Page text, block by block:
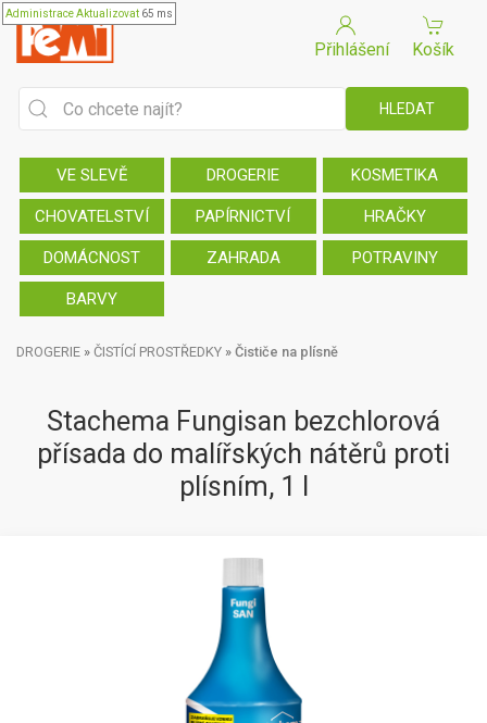
AdministraceAktualizovat 65 ms
Přihlášení Košík
VE SLEVĚ DROGERIE KOSMETIKA
CHOVATELSTVÍ PAPÍRNICTVÍ HRAČKY
DOMÁCNOST ZAHRADA POTRAVINY
BARVY
DROGERIE » ČISTÍCÍ PROSTŘEDKY » Čističe na plísně
Stachema Fungisan bezchlorová
přísada do malířských nátěrů proti
plísním, 1 l